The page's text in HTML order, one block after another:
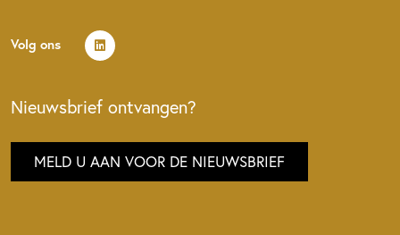
Volg ons
Nieuwsbrief ontvangen?
MELD U AAN VOOR DE NIEUWSBRIEF